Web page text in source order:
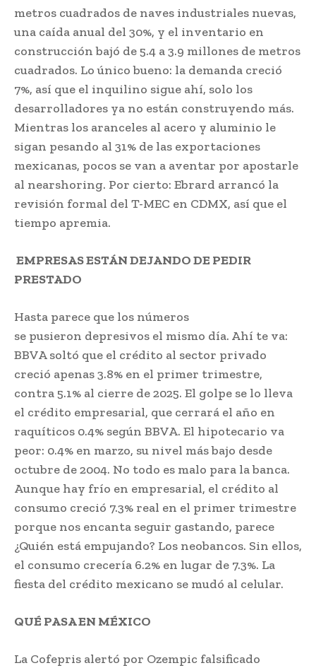
metros cuadrados de naves industriales nuevas,
una caída anual del 30%, y el inventario en
construcción bajó de 5.4 a 3.9 millones de metros
cuadrados. Lo único bueno: la demanda creció
7%, así que el inquilino sigue ahí, solo los
desarrolladores ya no están construyendo más.
Mientras los aranceles al acero y aluminio le
sigan pesando al 31% de las exportaciones
mexicanas, pocos se van a aventar por apostarle
al nearshoring. Por cierto: Ebrard arrancó la
revisión formal del T-MEC en CDMX, así que el
tiempo apremia.
EMPRESAS ESTÁN DEJANDO DE PEDIR
PRESTADO
Hasta parece que los números
se pusieron depresivos el mismo día. Ahí te va:
BBVA soltó que el crédito al sector privado
creció apenas 3.8% en el primer trimestre,
contra 5.1% al cierre de 2025. El golpe se lo lleva
el crédito empresarial, que cerrará el año en
raquíticos 0.4% según BBVA. El hipotecario va
peor: 0.4% en marzo, su nivel más bajo desde
octubre de 2004. No todo es malo para la banca.
Aunque hay frío en empresarial, el crédito al
consumo creció 7.3% real en el primer trimestre
porque nos encanta seguir gastando, parece
¿Quién está empujando? Los neobancos. Sin ellos,
el consumo crecería 6.2% en lugar de 7.3%. La
fiesta del crédito mexicano se mudó al celular.
QUÉ PASA EN MÉXICO
La Cofepris alertó por Ozempic falsificado